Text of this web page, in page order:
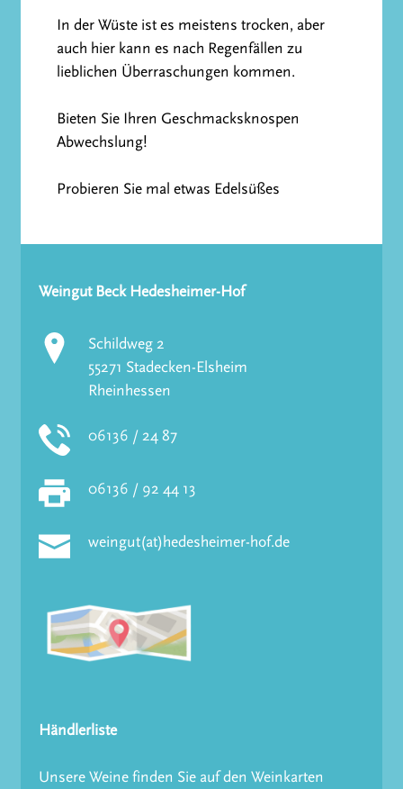
In der Wüste ist es meistens trocken, aber
auch hier kann es nach Regenfällen zu
lieblichen Überraschungen kommen.
Bieten Sie Ihren Geschmacksknospen
Abwechslung!
Probieren Sie mal etwas Edelsüßes
Weingut Beck Hedesheimer-Hof
Schildweg 2
55271 Stadecken-Elsheim
Rheinhessen
06136 / 24 87
06136 / 92 44 13
weingut(at)hedesheimer-hof.de
Händlerliste
Unsere Weine finden Sie auf den Weinkarten